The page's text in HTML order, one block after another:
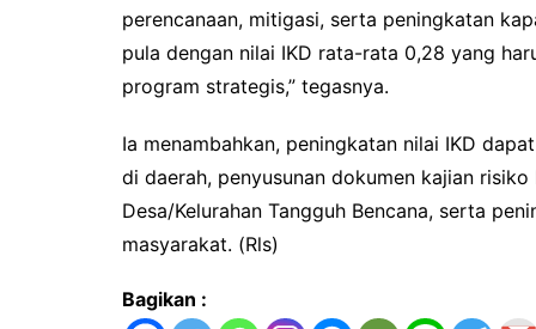
perencanaan, mitigasi, serta peningkatan
pula dengan nilai IKD rata-rata 0,28 yang
program strategis,” tegasnya.
Ia menambahkan, peningkatan nilai IKD
di daerah, penyusunan dokumen kajian
Desa/Kelurahan Tangguh Bencana, serta
masyarakat. (Rls)
Bagikan :